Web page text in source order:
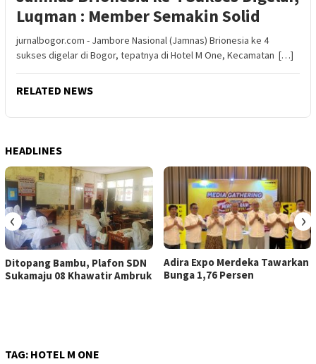
Luqman : Member Semakin Solid
jurnalbogor.com - Jambore Nasional (Jamnas) Brionesia ke 4
sukses digelar di Bogor, tepatnya di Hotel M One, Kecamatan […]
RELATED NEWS
HEADLINES
Ditopang Bambu, Plafon SDN
Sukamaju 08 Khawatir Ambruk
Adira Expo Merdeka Tawarkan
Bunga 1,76 Persen
‹ ›
TAG: HOTEL M ONE